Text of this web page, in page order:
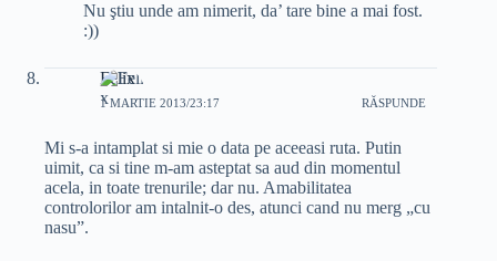
Nu ştiu unde am nimerit, da’ tare bine a mai fost.
:))
Felix
1 MARTIE 2013/23:17 RĂSPUNDE
Mi s-a intamplat si mie o data pe aceeasi ruta. Putin
uimit, ca si tine m-am asteptat sa aud din momentul
acela, in toate trenurile; dar nu. Amabilitatea
controlorilor am intalnit-o des, atunci cand nu merg „cu
nasu”.